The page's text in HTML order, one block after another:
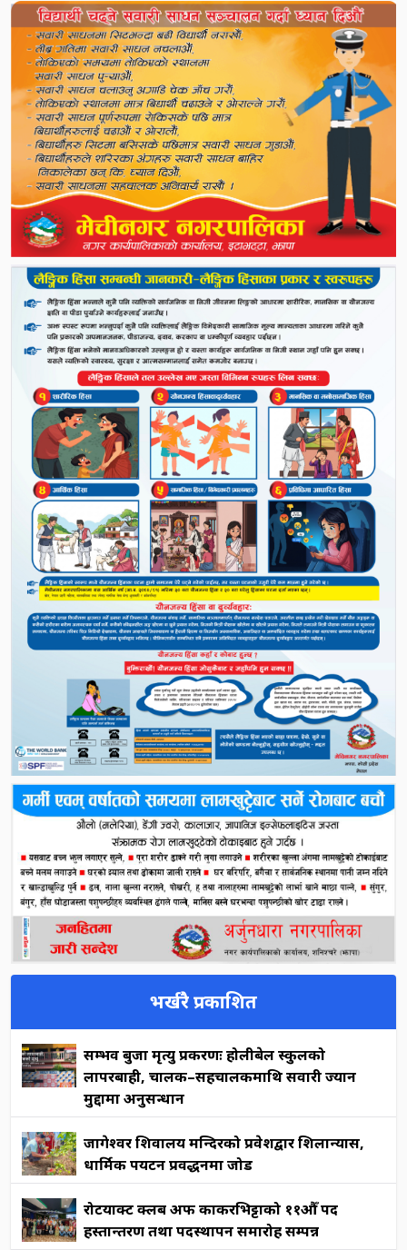
भर्खरै प्रकाशित
सम्भव बुर्जा मृत्यु प्रकरणः होलीबेल स्कुलको
लापरबाही, चालक–सहचालकमाथि सवारी ज्यान
मुद्दामा अनुसन्धान
जागेश्वर शिवालय मन्दिरको प्रवेशद्वार शिलान्यास,
धार्मिक पर्यटन प्रवर्द्धनमा जोड
रोटर्याक्ट क्लब अफ काकरभिट्टाको ११औँ पद
हस्तान्तरण तथा पदस्थापन समारोह सम्पन्न